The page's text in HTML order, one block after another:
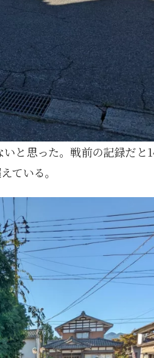
1月
13 Posts
5月
12 Posts
9月
15 Posts
1月
12 Posts
5月
14 Posts
9月
13 Posts
1月
13 Posts
5月
11 Posts
9月
16 Posts
1月
11 Posts
5月
12 Posts
9月
16 Posts
1月
11 Posts
5月
14 Posts
9月
14 Posts
1月
12 Posts
5月
12 Posts
9月
13 Posts
1月
11 Posts
5月
11 Posts
9月
12 Posts
1月
10 Posts
5月
11 Posts
9月
12 Posts
1月
9 Posts
5月
11 Posts
9月
13 Posts
1月
11 Posts
5月
7 Posts
9月
12 Posts
1月
0 Posts
5月
0 Posts
9月
0 Posts
1月
0 Posts
5月
0 Posts
9月
0 Posts
1月
0 Posts
5月
2 Posts
9月
4 Posts
1月1 Post
5月
2 Posts
9月
1 Post
1月
0 Posts
5月
0 Posts
9月
2 Posts
1月
0 Posts
5月
0 Posts
9月
1 Post
と思った。戦前の記録だと
ている。